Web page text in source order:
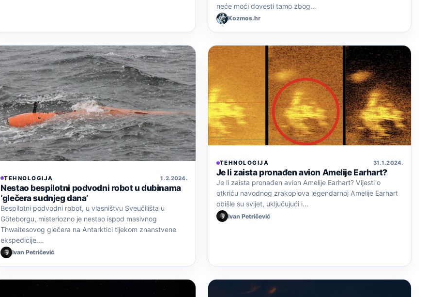
neće moći dovesti tamo zbog…
Kozmos.hr
TEHNOLOGIJA 1. 2. 2024.
Nestao bespilotni podvodni robot u dubinama
‘glečera sudnjeg dana’
Bespilotni podvodni robot, u vlasništvu Sveučilišta u
Göteborgu, misteriozno je nestao ispod masivnog
Thwaitesovog glečera na Antarktici tijekom znanstvene
ekspedicije.…
Ivan Petričević
TEHNOLOGIJA 31. 1. 2024.
Je li zaista pronađen avion Amelije Earhart?
Je li zaista pronađen avion Amelije Earhart? Vijesti o
otkriću navodnog zrakoplova legendarnoj Amelije Earhart
obišle su svijet, uključujući i…
Ivan Petričević